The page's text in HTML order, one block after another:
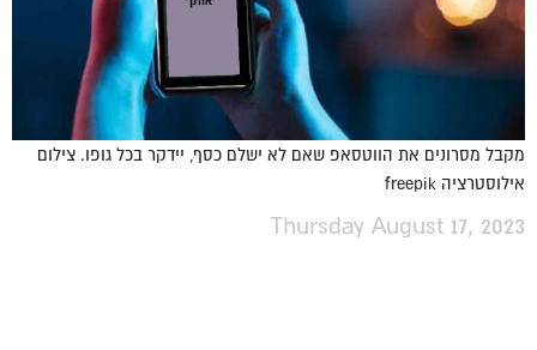
מקבל מסרונים את הווטסאפ שאם לא ישלם כסף, יידקר בכל גופו. צילום
אילוסטרציה freepik
Thursday August 17, 2023